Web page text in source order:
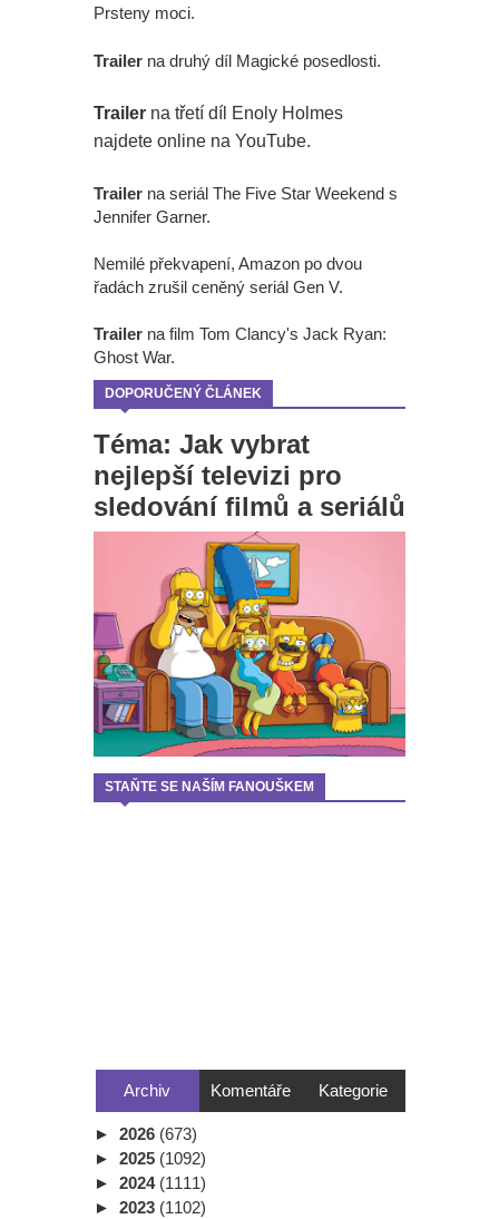
Prsteny moci.
Trailer na druhý díl Magické posedlosti.
Trailer na třetí díl Enoly Holmes
najdete online na YouTube.
Trailer na seriál The Five Star Weekend s
Jennifer Garner.
Nemilé překvapení, Amazon po dvou
řadách zrušil ceněný seriál Gen V.
Trailer na film Tom Clancy's Jack Ryan:
Ghost War.
DOPORUČENÝ ČLÁNEK
Téma: Jak vybrat
nejlepší televizi pro
sledování filmů a seriálů
STAŇTE SE NAŠÍM FANOUŠKEM
Archiv Komentáře Kategorie
► 2026 (673)
► 2025 (1092)
► 2024 (1111)
► 2023 (1102)